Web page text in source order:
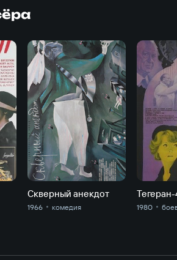
Скверный анекдот
1966 комедия 1980